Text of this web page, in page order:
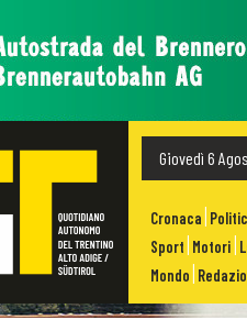
Giovedì 6
Cronaca
Sport Motori
Mondo